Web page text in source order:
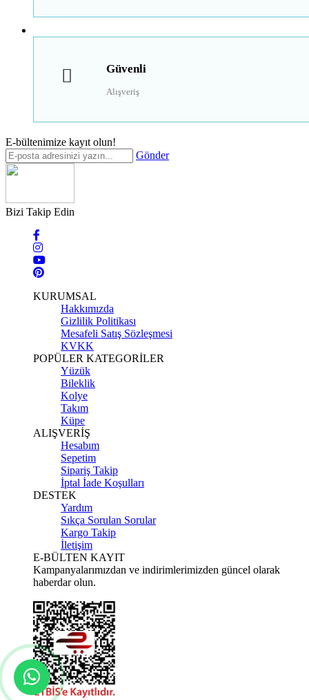
Güvenli
Alışveriş
E-bültenimize kayıt olun!
Gönder
Bizi Takip Edin
KURUMSAL
Hakkımızda
Gizlilik Politikası
Mesafeli Satış Sözleşmesi
KVKK
POPÜLER KATEGORİLER
Yüzük
Bileklik
Kolye
Takım
Küpe
ALIŞVERİŞ
Hesabım
Sepetim
Sipariş Takip
İptal İade Koşulları
DESTEK
Yardım
Sıkça Sorulan Sorular
Kargo Takip
İletişim
E-BÜLTEN KAYIT
Kampanyalarımızdan ve indirimlerimizden güncel olarak
haberdar olun.